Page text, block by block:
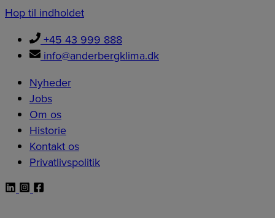
Hop til indholdet
+45 43 999 888
info@anderbergklima.dk
Nyheder
Jobs
Om os
Historie
Kontakt os
Privatlivspolitik